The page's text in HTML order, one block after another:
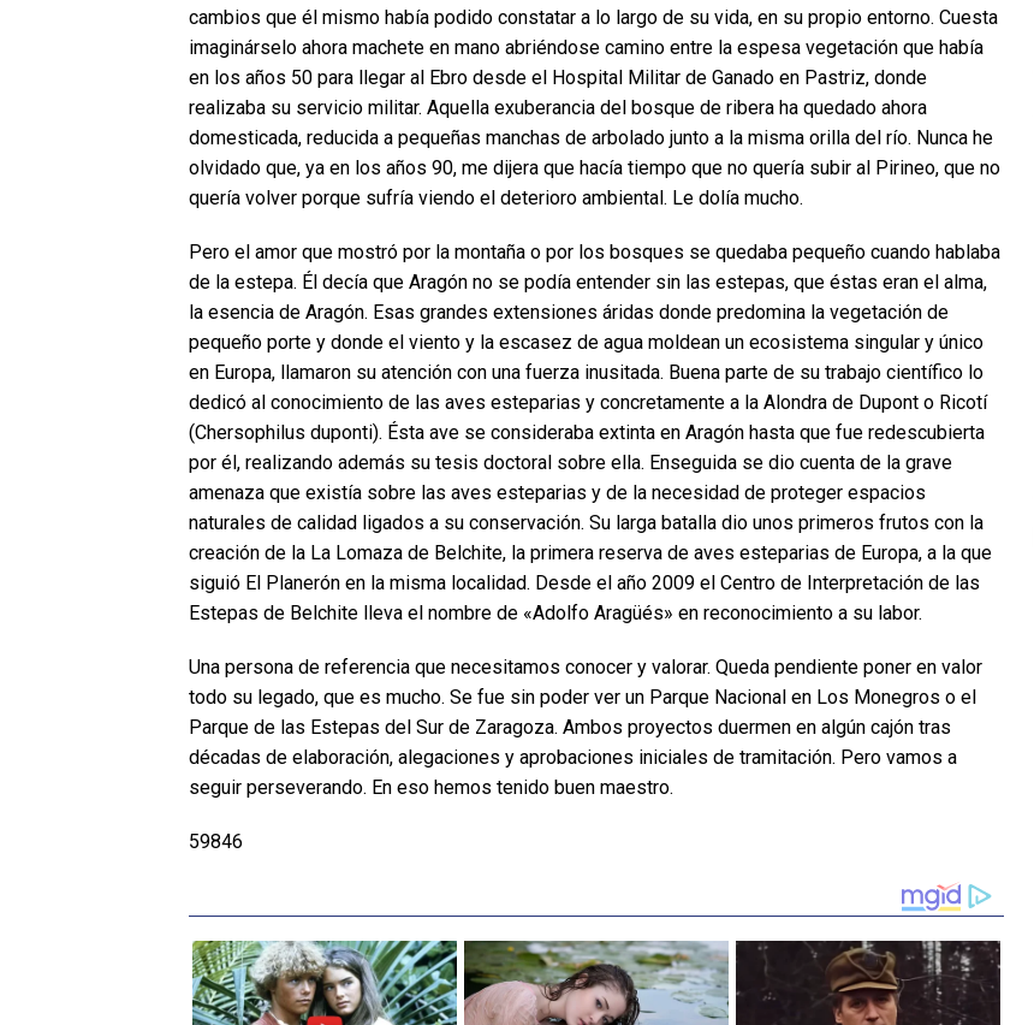
cambios que él mismo había podido constatar a lo largo de su vida, en su propio entorno. Cuesta
imaginárselo ahora machete en mano abriéndose camino entre la espesa vegetación que había
en los años 50 para llegar al Ebro desde el Hospital Militar de Ganado en Pastriz, donde
realizaba su servicio militar. Aquella exuberancia del bosque de ribera ha quedado ahora
domesticada, reducida a pequeñas manchas de arbolado junto a la misma orilla del río. Nunca he
olvidado que, ya en los años 90, me dijera que hacía tiempo que no quería subir al Pirineo, que no
quería volver porque sufría viendo el deterioro ambiental. Le dolía mucho.
Pero el amor que mostró por la montaña o por los bosques se quedaba pequeño cuando hablaba
de la estepa. Él decía que Aragón no se podía entender sin las estepas, que éstas eran el alma,
la esencia de Aragón. Esas grandes extensiones áridas donde predomina la vegetación de
pequeño porte y donde el viento y la escasez de agua moldean un ecosistema singular y único
en Europa, llamaron su atención con una fuerza inusitada. Buena parte de su trabajo científico lo
dedicó al conocimiento de las aves esteparias y concretamente a la Alondra de Dupont o Ricotí
(Chersophilus duponti). Ésta ave se consideraba extinta en Aragón hasta que fue redescubierta
por él, realizando además su tesis doctoral sobre ella. Enseguida se dio cuenta de la grave
amenaza que existía sobre las aves esteparias y de la necesidad de proteger espacios
naturales de calidad ligados a su conservación. Su larga batalla dio unos primeros frutos con la
creación de la La Lomaza de Belchite, la primera reserva de aves esteparias de Europa, a la que
siguió El Planerón en la misma localidad. Desde el año 2009 el Centro de Interpretación de las
Estepas de Belchite lleva el nombre de «Adolfo Aragüés» en reconocimiento a su labor.
Una persona de referencia que necesitamos conocer y valorar. Queda pendiente poner en valor
todo su legado, que es mucho. Se fue sin poder ver un Parque Nacional en Los Monegros o el
Parque de las Estepas del Sur de Zaragoza. Ambos proyectos duermen en algún cajón tras
décadas de elaboración, alegaciones y aprobaciones iniciales de tramitación. Pero vamos a
seguir perseverando. En eso hemos tenido buen maestro.
59846